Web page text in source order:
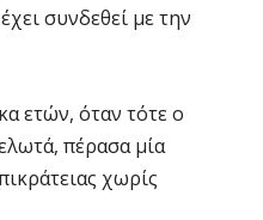
συνδεθεί με την
ετών, όταν τότε ο
πέρασα μία
χωρίς